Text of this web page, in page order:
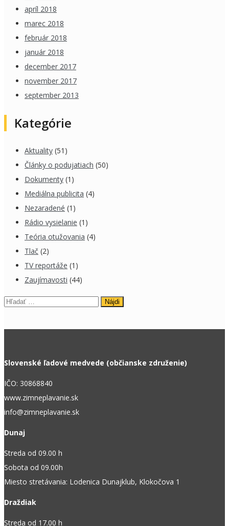
apríl 2018
marec 2018
február 2018
január 2018
december 2017
november 2017
september 2013
Kategórie
Aktuality (51)
Články o podujatiach (50)
Dokumenty (1)
Mediálna publicita (4)
Nezaradené (1)
Rádio vysielanie (1)
Teória otužovania (4)
Tlač (2)
TV reportáže (1)
Zaujímavosti (44)
Hľadať:
Slovenské ľadové medvede (občianske združenie)
IČO: 30868840
www.zimneplavanie.sk
info@zimneplavanie.sk
Dunaj
Streda od 09.00 h
Sobota od 09.00h
Miesto stretávania: Lodenica Dunajklub, Klokočova 1
Draždiak
Streda od 17.00 h